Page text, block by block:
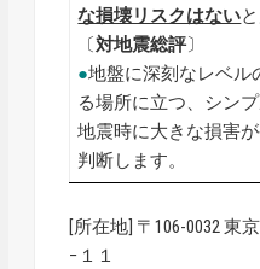
な損壊リスクはない
〔対地震総評〕
●地盤に深刻なレベル
る場所に立つ、シン
地震時に大きな損害
判断します。
[所在地] 〒106-0032 東
−１１